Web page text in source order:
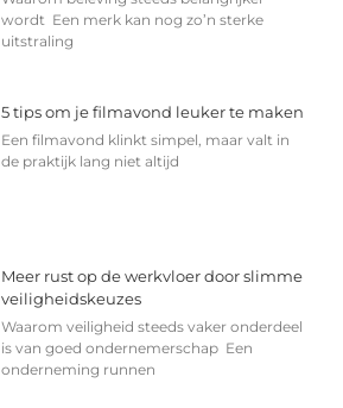
wordt Een merk kan nog zo’n sterke
uitstraling
5 tips om je filmavond leuker te maken
Een filmavond klinkt simpel, maar valt in
de praktijk lang niet altijd
Meer rust op de werkvloer door slimme
veiligheidskeuzes
Waarom veiligheid steeds vaker onderdeel
is van goed ondernemerschap Een
onderneming runnen